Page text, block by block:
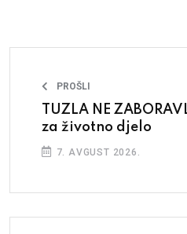
PROŠLI
TUZLA NE
za životno djelo
7. AVGUST 2026.